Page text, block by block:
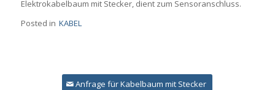
Elektrokabelbaum mit Stecker, dient zum Sensoranschluss.
Posted in KABEL
Anfrage für Kabelbaum mit Stecker